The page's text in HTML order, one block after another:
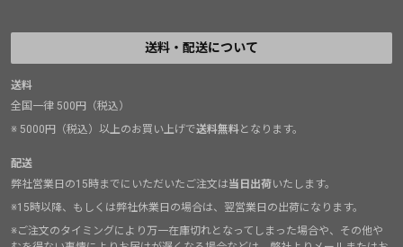
送料・配送について
送料
全国一律 500円（税込）
※ 5000円（税込）以上のお買い上げで送料無料となります。
配送
弊社営業日の15時までにいただいたご注文は当日出荷いたします。
※15時以降、もしくは弊社休業日の場合は、翌営業日の出荷になります。
※ご注文のタイミングにより万一在庫切れとなってしまった場合や、その他や